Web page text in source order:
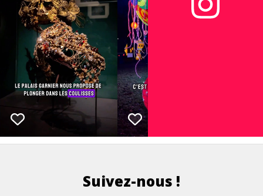
Suivez-nous !